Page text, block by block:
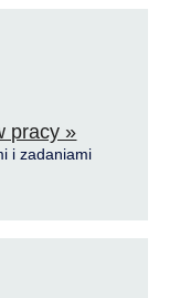
pracy »
i zadaniami